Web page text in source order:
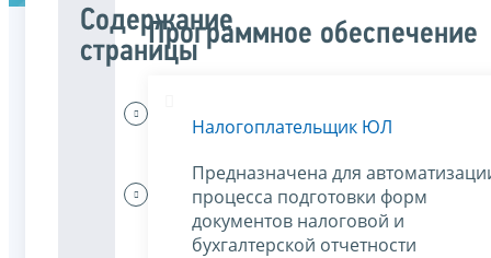
Содержание
страницы
интересует
Индивидуальные
предприниматели
платят налоги
Программное обеспечение
Налогоплательщик ЮЛ
Предназначена для
процесса подготовки форм
документов налоговой и
бухгалтерской отчетности